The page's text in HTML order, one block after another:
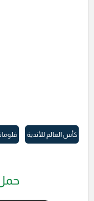
كأس العالم للأندية